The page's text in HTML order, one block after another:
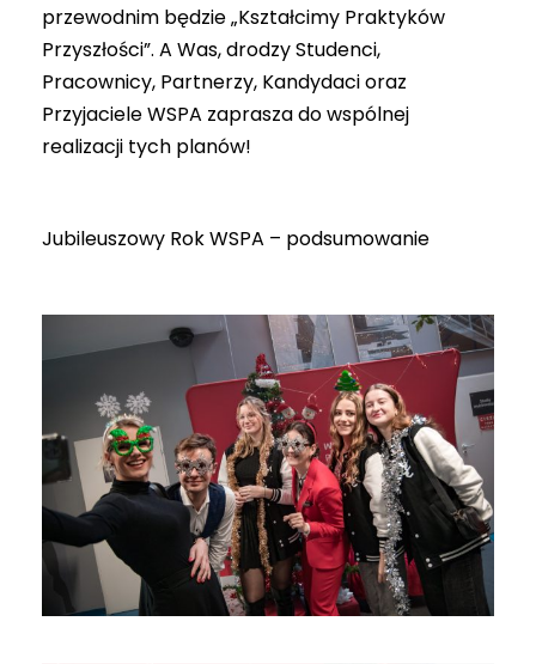
przewodnim będzie „Kształcimy Praktyków
Przyszłości”. A Was, drodzy Studenci,
Pracownicy, Partnerzy, Kandydaci oraz
Przyjaciele WSPA zaprasza do wspólnej
realizacji tych planów!
Jubileuszowy Rok WSPA – podsumowanie